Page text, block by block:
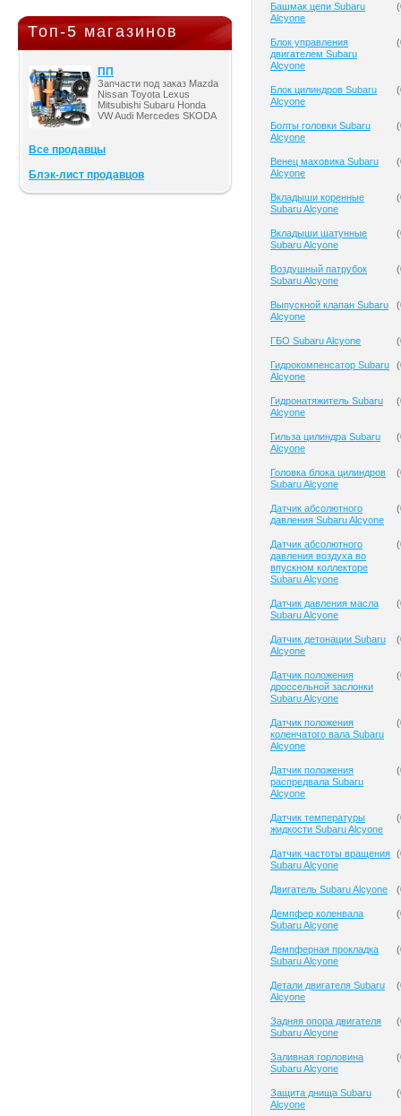
Топ-5 магазинов
ПП
Запчасти под заказ Mazda
Nissan Toyota Lexus
Mitsubishi Subaru Honda
VW Audi Mercedes SKODA
Все продавцы
Блэк-лист продавцов
Башмак цепи Subaru
Alcyone
(
Блок управления
двигателем Subaru
Alcyone
(
Блок цилиндров Subaru
Alcyone
(
Болты головки Subaru
Alcyone
(
Венец маховика Subaru
Alcyone
(
Вкладыши коренные
Subaru Alcyone
(
Вкладыши шатунные
Subaru Alcyone
(
Воздушный патрубок
Subaru Alcyone
(
Выпускной клапан Subaru
Alcyone
(
ГБО Subaru Alcyone (
Гидрокомпенсатор Subaru
Alcyone
(
Гидронатяжитель Subaru
Alcyone
(
Гильза цилиндра Subaru
Alcyone
(
Головка блока цилиндров
Subaru Alcyone
(
Датчик абсолютного
давления Subaru Alcyone
(
Датчик абсолютного
давления воздуха во
впускном коллекторе
Subaru Alcyone
(
Датчик давления масла
Subaru Alcyone
(
Датчик детонации Subaru
Alcyone
(
Датчик положения
дроссельной заслонки
Subaru Alcyone
(
Датчик положения
коленчатого вала Subaru
Alcyone
(
Датчик положения
распредвала Subaru
Alcyone
(
Датчик температуры
жидкости Subaru Alcyone
(
Датчик частоты вращения
Subaru Alcyone
(
Двигатель Subaru Alcyone (
Демпфер коленвала
Subaru Alcyone
(
Демпферная прокладка
Subaru Alcyone
(
Детали двигателя Subaru
Alcyone
(
Задняя опора двигателя
Subaru Alcyone
(
Заливная горловина
Subaru Alcyone
(
Защита днища Subaru
Alcyone
(